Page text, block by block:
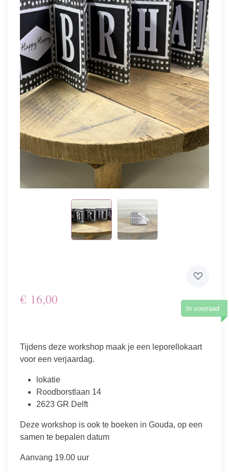
€ 16,00
In voorraad
Tijdens deze workshop maak je een leporellokaart
voor een verjaardag.
lokatie
Roodborstlaan 14
2623 GR Delft
Deze workshop is ook te boeken in Gouda, op een
samen te bepalen datum
Aanvang 19.00 uur